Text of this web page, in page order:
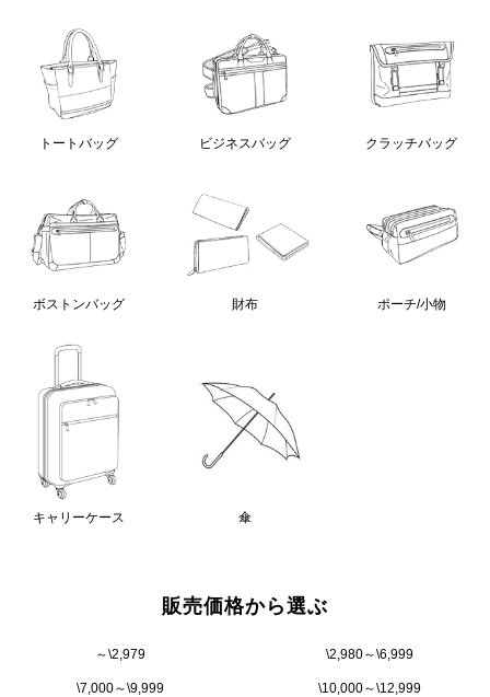
トートバッグ ビジネスバッグ クラッチバッグ
ボストンバッグ 財布 ポーチ/小物
キャリーケース 傘
販売価格から選ぶ
～\2,979 \2,980～\6,999
\7,000～\9,999 \10,000～\12,999